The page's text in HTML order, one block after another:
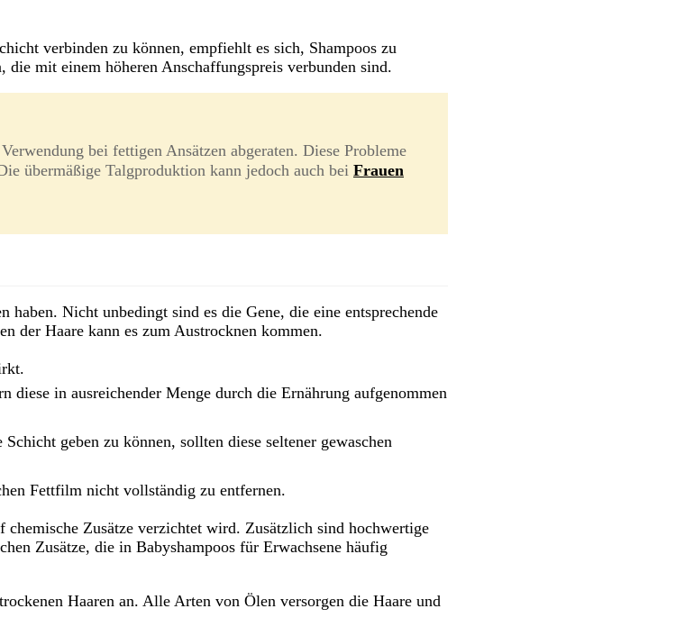
verbinden zu können, empfiehlt es sich, Shampoos zu
mit einem höheren Anschaffungspreis verbunden sind.
bei fettigen Ansätzen abgeraten. Diese Probleme
übermäßige Talgproduktion kann jedoch auch bei Frauen
Nicht unbedingt sind es die Gene, die eine entsprechende
der Haare kann es zum Austrocknen kommen.
in ausreichender Menge durch die Ernährung aufgenommen
geben zu können, sollten diese seltener gewaschen
Fettfilm nicht vollständig zu entfernen.
Zusätze verzichtet wird. Zusätzlich sind hochwertige
Zusätze, die in Babyshampoos für Erwachsene häufig
Haaren an. Alle Arten von Ölen versorgen die Haare und